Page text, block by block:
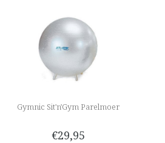
Gymnic Sit'n'Gym Parelmoer
€29,95